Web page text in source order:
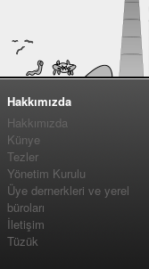
Hakkımızda
Hakkımızda
Künye
Tezler
Yönetim Kurulu
Üye dernerkleri ve yerel
büroları
İletişim
Tüzük